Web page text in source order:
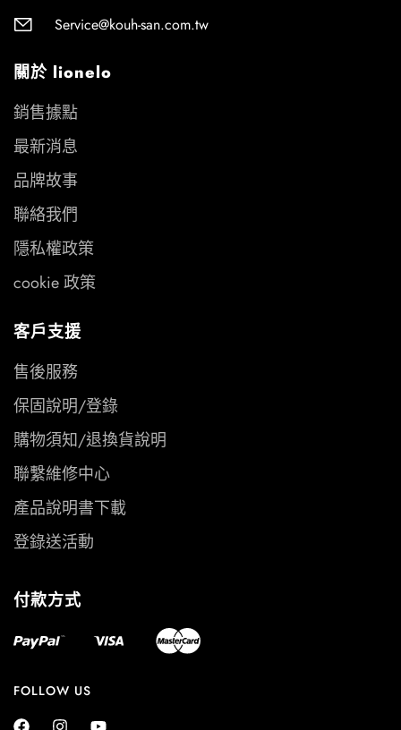
Service@kouh-san.com.tw
關於 lionelo
銷售據點
最新消息
品牌故事
聯絡我們
隱私權政策
cookie 政策
客戶支援
售後服務
保固說明/登錄
購物須知/退換貨說明
聯繫維修中心
產品說明書下載
登錄送活動
付款方式
FOLLOW US